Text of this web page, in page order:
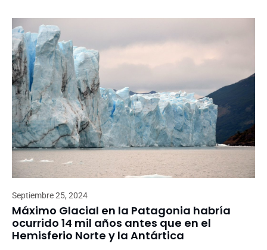
Septiembre 25, 2024
Máximo Glacial en la Patagonia habría
ocurrido 14 mil años antes que en el
Hemisferio Norte y la Antártica